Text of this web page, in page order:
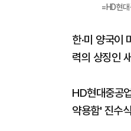
=HD현대
한·미 양국이
력의 상징인
HD현대중공
약용함' 진수